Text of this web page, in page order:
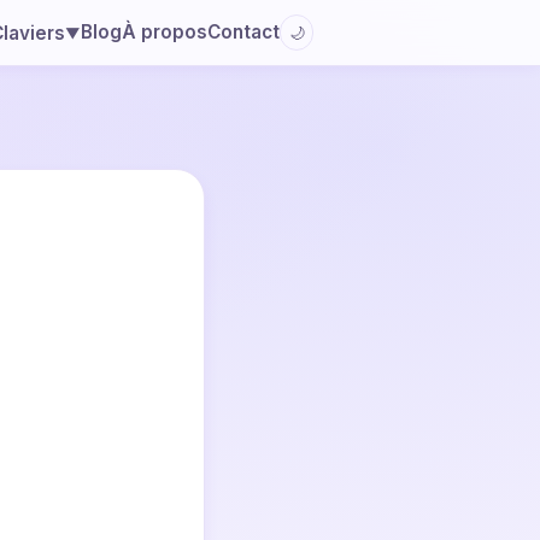
▼BlogÀ proposContact 🌙